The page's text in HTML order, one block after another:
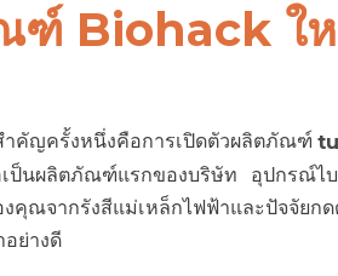
ฑ์ Biohack ใ
ำคัญครั้งหนึ่งคือการเปิดตัวผลิตภัณฑ์
ป็นผลิตภัณฑ์แรกของบริษัท อุปกรณ์ไบ
งคุณจากรังสีแม่เหล็กไฟฟ้าและปัจจัย
ย่างดี